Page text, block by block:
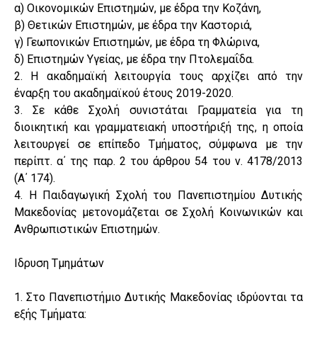
α) Οικονομικών Επιστημών, με έδρα την Κοζάνη,
β) Θετικών Επιστημών, με έδρα την Καστοριά,
γ) Γεωπονικών Επιστημών, με έδρα τη Φλώρινα,
δ) Επιστημών Υγείας, με έδρα την Πτολεμαΐδα.
2. Η ακαδημαϊκή λειτουργία τους αρχίζει από την
έναρξη του ακαδημαϊκού έτους 2019-2020.
3. Σε κάθε Σχολή συνιστάται Γραμματεία για τη
διοικητική και γραμματειακή υποστήριξή της, η οποία
λειτουργεί σε επίπεδο Τμήματος, σύμφωνα με την
περίπτ. α΄ της παρ. 2 του άρθρου 54 του ν. 4178/2013
(Α΄ 174).
4. Η Παιδαγωγική Σχολή του Πανεπιστημίου Δυτικής
Μακεδονίας μετονομάζεται σε Σχολή Κοινωνικών και
Ανθρωπιστικών Επιστημών.
Ιδρυση Τμημάτων
1. Στο Πανεπιστήμιο Δυτικής Μακεδονίας ιδρύονται τα
εξής Τμήματα: